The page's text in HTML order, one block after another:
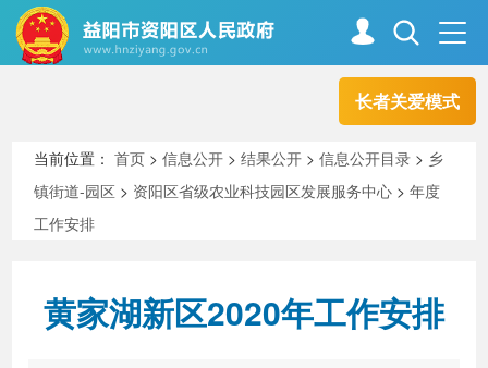
长者关爱模式
走进资阳
政务资阳
新闻中心 解读回应
当前位置：首页 >信息公开 >结果公开 >信息公开目录 > 乡
镇街道-园区 > 资阳区省级农业科技园区发展服务中心 >年度
工作安排
黄家湖新区2020年工作安排